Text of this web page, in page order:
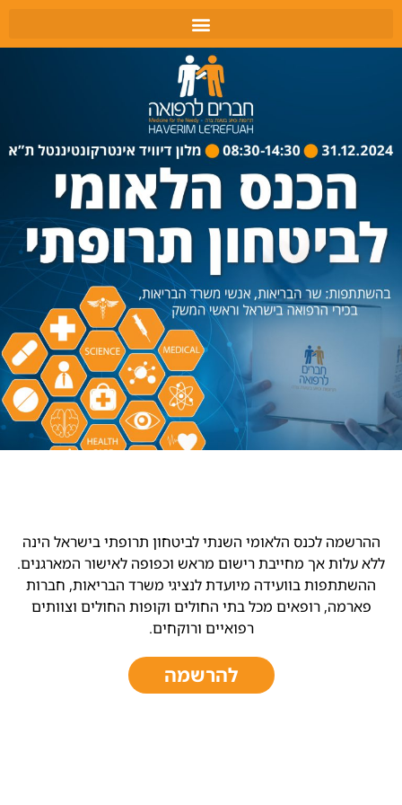
ההרשמה לכנס הלאומי השנתי לביטחון תרופתי בישראל הינה
ללא עלות אך מחייבת רישום מראש וכפופה לאישור המארגנים.
ההשתתפות בוועידה מיועדת לנציגי משרד הבריאות, חברות
פארמה, רופאים מכל בתי החולים וקופות החולים וצוותים
רפואיים ורוקחים.
להרשמה